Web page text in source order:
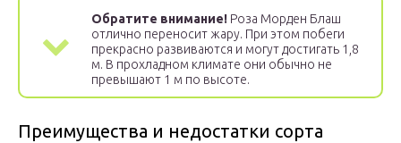
Обратите внимание! Роза Морден Блаш
отлично переносит жару. При этом побеги
прекрасно развиваются и могут достигать 1,8
м. В прохладном климате они обычно не
превышают 1 м по высоте.
Преимущества и недостатки сорта